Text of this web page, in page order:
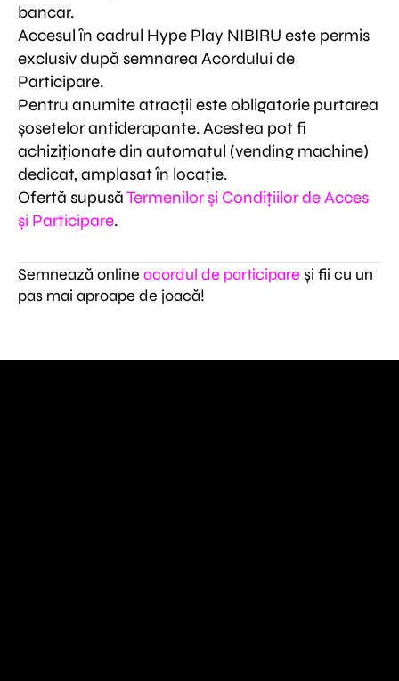
bancar.
Accesul în cadrul Hype Play NIBIRU este permis
exclusiv după semnarea Acordului de
Participare.
Pentru anumite atracții este obligatorie purtarea
șosetelor antiderapante. Acestea pot fi
achiziționate din automatul (vending machine)
dedicat, amplasat în locație.
Ofertă supusăTermenilor și Condițiilor de Acces
și Participare.
Semnează online acordul de participare și fii cu un
pas mai aproape de joacă!